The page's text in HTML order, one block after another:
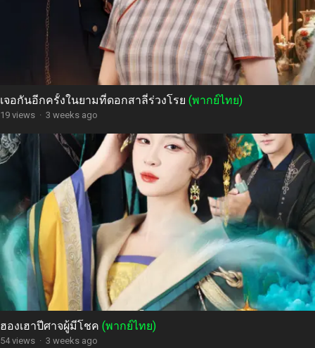
เจอกันอีกครั้งในยามที่ดอกสาลี่ร่วงโรย (พากย์ไทย)
19 views · 3 weeks ago
ฮองเฮาปีศาจผู้มีโชค (พากย์ไทย)
54 views · 3 weeks ago